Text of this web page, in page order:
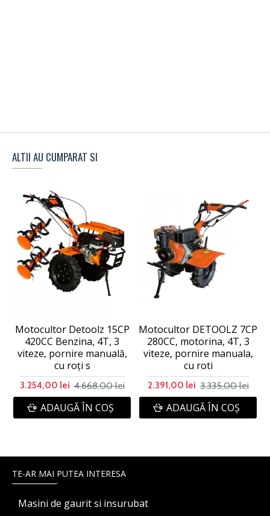
ALTII AU CUMPARAT SI
Motocultor Detoolz 15CP
420CC Benzina, 4T, 3
viteze, pornire manuală,
cu roți s
3.254,00 lei 4.668,00 lei
ADAUGĂ ÎN COŞ
Motocultor DETOOLZ 7CP
280CC, motorina, 4T, 3
viteze, pornire manuala,
cu roti
2.391,00 lei 3.335,00 lei
ADAUGĂ ÎN COŞ
TE-AR MAI PUTEA INTERESA
Masini de gaurit si insurubat